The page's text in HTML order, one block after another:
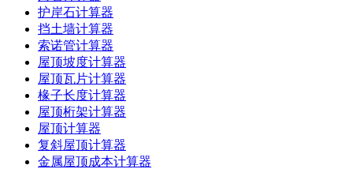
护岸石计算器
挡土墙计算器
索诺管计算器
屋顶坡度计算器
屋顶瓦片计算器
椽子长度计算器
屋顶桁架计算器
屋顶计算器
复斜屋顶计算器
金属屋顶成本计算器